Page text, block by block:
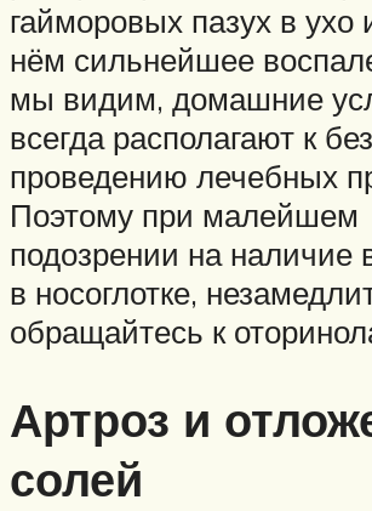
гайморовых пазух в ухо
нём сильнейшее
мы видим, домашние
всегда располагают к
проведению лечебных
Поэтому при малейшем
подозрении на наличие
в носоглотке,
обращайтесь к
Артроз и
солей